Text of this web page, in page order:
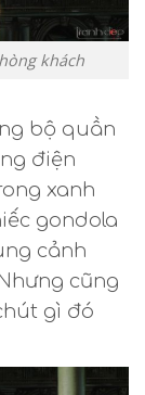
khách
bộ quần
điện
xanh
gondola
cảnh
cũng
gì đó